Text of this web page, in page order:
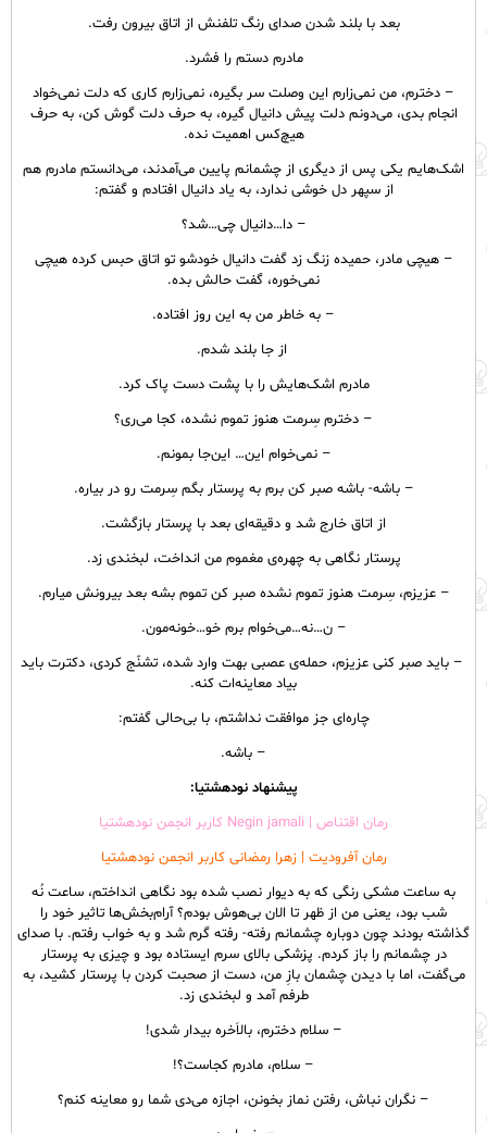
بعد با بلند شدن صدای رنگ تلفنش از اتاق بیرون رفت.
مادرم دستم را فشرد.
– دخترم، من نمی‌زارم این وصلت سر بگیره، نمی‌زارم کاری که دلت نمی‌خواد
انجام بدی، می‌دونم دلت پیش دانیال گیره، به حرف دلت گوش کن، به حرف
هیچ‌کس اهمیت نده.
اشک‌هایم یکی پس از دیگری از چشمانم پایین می‌آمدند، می‌دانستم مادرم هم
از سپهر دل خوشی ندارد، به یاد دانیال افتادم و گفتم:
– دا…دانیال چی…شد؟
– هیچی مادر، حمیده زنگ زد گفت دانیال خودشو تو اتاق حبس کرده هیچی
نمی‌خوره، گفت حالش بده.
– به خاطر من به این روز افتاده.
از جا بلند شدم.
مادرم اشک‌هایش را با پشت دست پاک کرد.
– دخترم سِرمت هنوز تموم نشده، کجا می‌ری؟
– نمی‌خوام این… این‌جا بمونم.
– باشه- باشه صبر کن برم به پرستار بگم سِرمت رو در بیاره.
از اتاق خارج شد و دقیقه‌ای بعد با پرستار بازگشت.
پرستار نگاهی به چهره‌ی مغموم من انداخت، لبخندی زد.
– عزیزم، سِرمت هنوز تموم نشده صبر کن تموم بشه بعد بیرونش میارم.
– ن…نه…می‌خوام برم خو…خونه‌مون.
– باید صبر کنی عزیزم، حمله‌ی عصبی بهت وارد شده، تشنّج کردی، دکترت باید
بیاد معاینه‌ات کنه.
چاره‌ای جز موافقت نداشتم، با بی‌حالی گفتم:
– باشه.
پیشنهاد نودهشتیا:
رمان اقتناص | Negin jamali کاربر انجمن نودهشتیا
رمان آفرودیت | زهرا رمضانی کاربر انجمن نودهشتیا
به ساعت مشکی رنگی که به دیوار نصب شده بود نگاهی انداختم، ساعت نُه
شب بود، یعنی من از ظهر تا الان بی‌هوش بودم؟ آرام‌بخش‌ها تاثیر خود را
گذاشته بودند چون دوباره چشمانم رفته- رفته گرم شد و به خواب رفتم. با صدای
در چشمانم را باز کردم. پزشکی بالای سرم ایستاده بود و چیزی به پرستار
می‌گفت، اما با دیدن چشمان بازِ من، دست از صحبت کردن با پرستار کشید، به
طرفم آمد و لبخندی زد‌.
– سلام دخترم، بالاَخره بیدار شدی!
– سلام، مادرم کجاست؟!
– نگران نباش، رفتن نماز بخونن، اجازه می‌دی شما رو معاینه کنم؟